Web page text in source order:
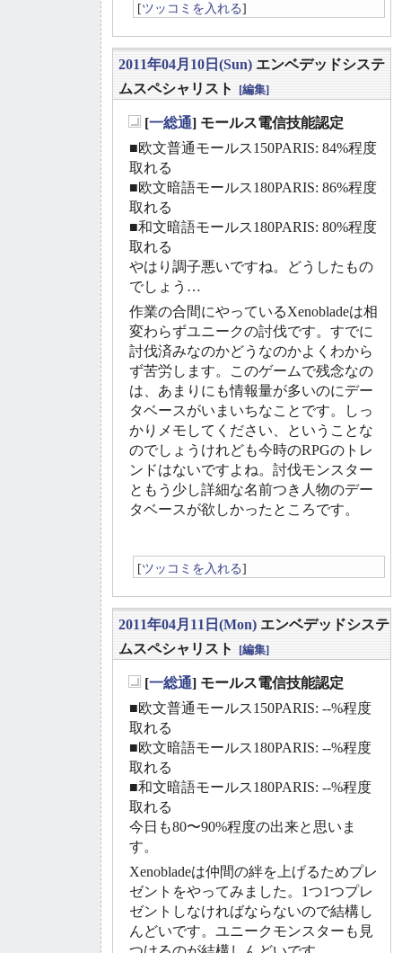
[ツッコミを入れる]
2011年04月10日(Sun) エンベデッドシステ
ムスペシャリスト
[編集]
[一総通] モールス電信技能認定
■欧文普通モールス150PARIS: 84%程度
取れる
■欧文暗語モールス180PARIS: 86%程度
取れる
■和文暗語モールス180PARIS: 80%程度
取れる
やはり調子悪いですね。どうしたもの
でしょう…
作業の合間にやっているXenobladeは相
変わらずユニークの討伐です。すでに
討伐済みなのかどうなのかよくわから
ず苦労します。このゲームで残念なの
は、あまりにも情報量が多いのにデー
タベースがいまいちなことです。しっ
かりメモしてください、ということな
のでしょうけれども今時のRPGのトレ
ンドはないですよね。討伐モンスター
ともう少し詳細な名前つき人物のデー
タベースが欲しかったところです。
[ツッコミを入れる]
2011年04月11日(Mon) エンベデッドシステ
ムスペシャリスト
[編集]
[一総通] モールス電信技能認定
■欧文普通モールス150PARIS: --%程度
取れる
■欧文暗語モールス180PARIS: --%程度
取れる
■和文暗語モールス180PARIS: --%程度
取れる
今日も80〜90%程度の出来と思いま
す。
Xenobladeは仲間の絆を上げるためプレ
ゼントをやってみました。1つ1つプレ
ゼントしなければならないので結構し
んどいです。ユニークモンスターも見